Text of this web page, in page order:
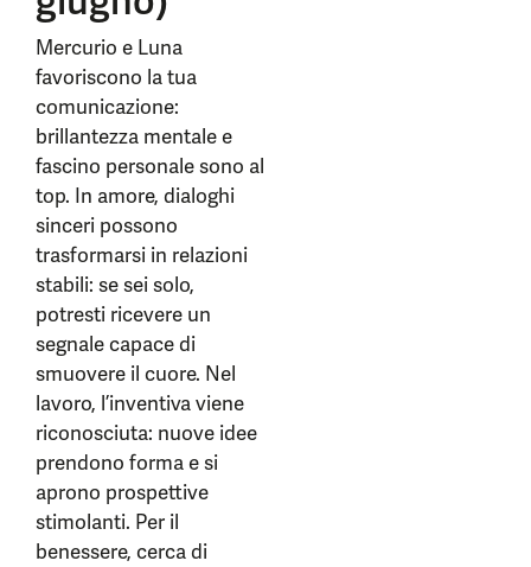
Mercurio e Luna
favoriscono la tua
comunicazione:
brillantezza mentale e
fascino personale sono al
top. In amore, dialoghi
sinceri possono
trasformarsi in relazioni
stabili: se sei solo,
potresti ricevere un
segnale capace di
smuovere il cuore. Nel
lavoro, l’inventiva viene
riconosciuta: nuove idee
prendono forma e si
aprono prospettive
stimolanti. Per il
benessere, cerca di